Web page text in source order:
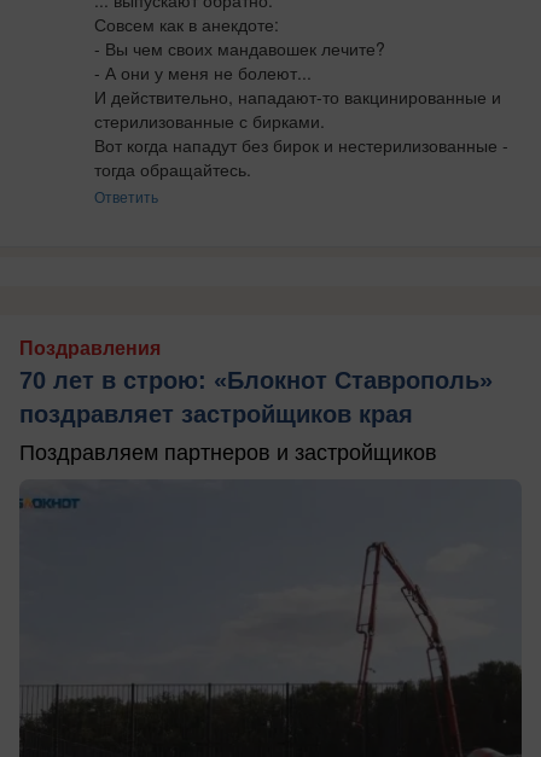
Совсем как в анекдоте:
- Вы чем своих мандавошек лечите?
- А они у меня не болеют...
И действительно, нападают-то вакцинированные и
стерилизованные с бирками.
Вот когда нападут без бирок и нестерилизованные -
тогда обращайтесь.
Ответить
Поздравления
70 лет в строю: «Блокнот Ставрополь»
поздравляет застройщиков края
Поздравляем партнеров и застройщиков